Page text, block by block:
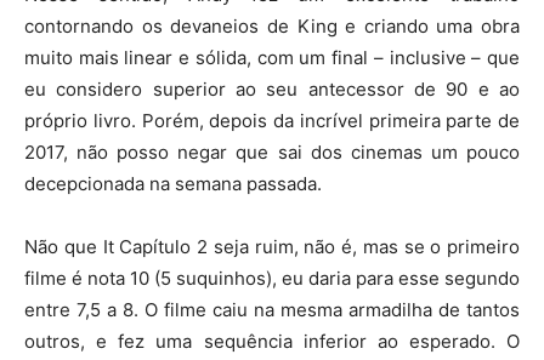
contornando os devaneios de King e criando uma obra
muito mais linear e sólida, com um final – inclusive – que
eu considero superior ao seu antecessor de 90 e ao
próprio livro. Porém, depois da incrível primeira parte de
2017, não posso negar que sai dos cinemas um pouco
decepcionada na semana passada.
Não que It Capítulo 2 seja ruim, não é, mas se o primeiro
filme é nota 10 (5 suquinhos), eu daria para esse segundo
entre 7,5 a 8. O filme caiu na mesma armadilha de tantos
outros, e fez uma sequência inferior ao esperado. O